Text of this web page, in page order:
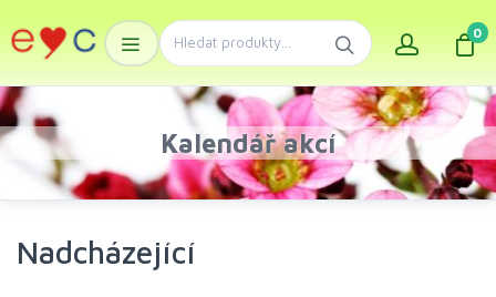
0
Kalendář akcí
Nadcházející